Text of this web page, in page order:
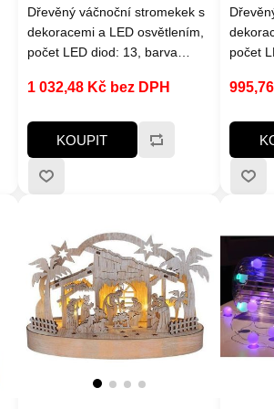
Dřevěný váčnoční stromekek s
dekoracemi a LED osvětlením,
počet LED diod: 13, barva
zapnuto / vypnuto / časovač,
18hodin vypnuto, napájení: 2x
AA baterie (nejsou součástí),
stupeň krytí: IP20 (vnitřní
použití), výdrž baterií: cca
1 032,48 Kč bez DPH
KOUPIT
počet
AA
baterií)